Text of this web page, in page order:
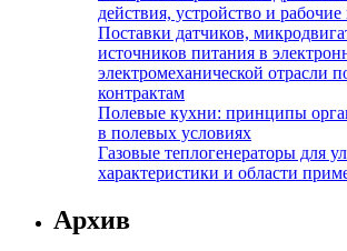
действия, устройство и
Поставки датчиков,
источников питания в
электромеханической отрасли
контрактам
Полевые кухни: принципы
в полевых условиях
Газовые теплогенераторы для
характеристики и области
Архив